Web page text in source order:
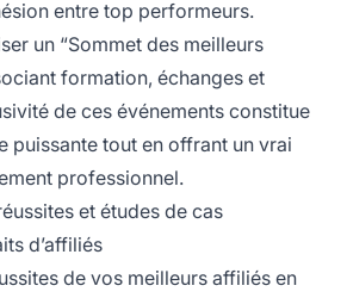
entre top performeurs.
un “Sommet des meilleurs
formation, échanges et
de ces événements constitue
puissante tout en offrant un vrai
professionnel.
et études de cas
d’affiliés
de vos meilleurs affiliés en